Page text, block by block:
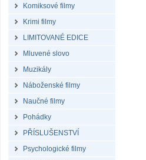
Komiksové filmy
Krimi filmy
LIMITOVANÉ EDICE
Mluvené slovo
Muzikály
Náboženské filmy
Naučné filmy
Pohádky
PŘÍSLUŠENSTVÍ
Psychologické filmy